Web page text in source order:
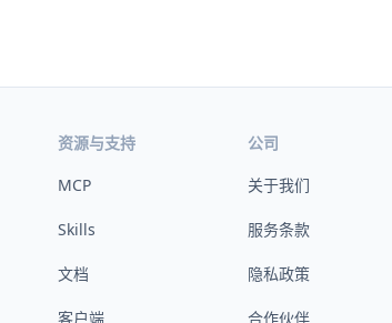
资源与支持
MCP
Skills
文档
客户端
公司
关于我们
服务条款
隐私政策
合作伙伴